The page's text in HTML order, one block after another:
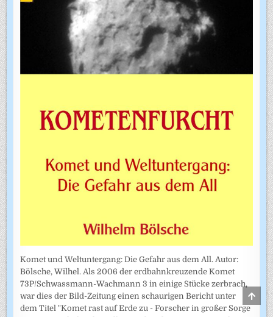
Komet und Weltuntergang: Die Gefahr aus dem All. Autor:
Bölsche, Wilhel. Als 2006 der erdbahnkreuzende Komet
73P/Schwassmann-Wachmann 3 in einige Stücke zerbrach,
war dies der Bild-Zeitung einen schaurigen Bericht unter
dem Titel "Komet rast auf Erde zu - Forscher in großer Sorge TO
TOP